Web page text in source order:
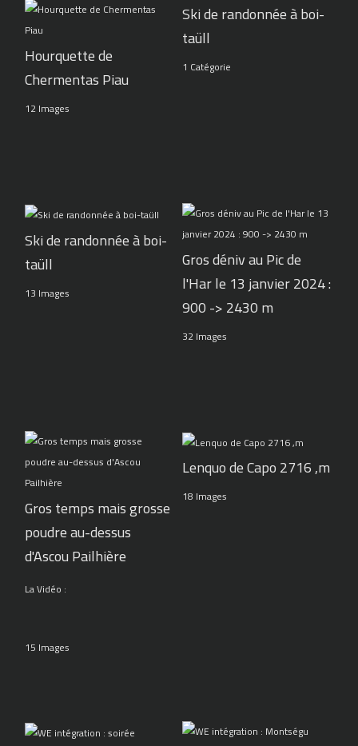
Hourquette de
Chermentas Piau
12 Images
Ski de randonnée à boi-
taüll
1 Catégorie
Ski de randonnée à boi-
taüll
13 Images
Gros déniv au Pic de
l'Har le 13 janvier 2024 :
900 -> 2430 m
32 Images
Gros temps mais grosse
poudre au-dessus
d'Ascou Pailhière
La Vidéo :
15 Images
Lenquo de Capo 2716 ,m
18 Images